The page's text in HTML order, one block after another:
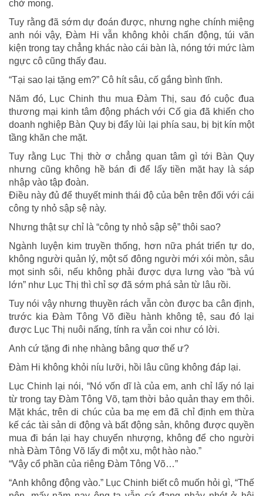
chờ mong.
Tuy rằng đã sớm dự đoán được, nhưng nghe chính miệng
anh nói vậy, Đàm Hi vẫn không khỏi chấn động, túi văn
kiện trong tay chẳng khác nào cái bàn là, nóng tới mức làm
ngực cô cũng thấy đau.
“Tại sao lại tặng em?” Cô hít sâu, cố gắng bình tĩnh.
Năm đó, Lục Chinh thu mua Đàm Thị, sau đó cuộc đua
thương mại kinh tâm động phách với Cố gia đã khiến cho
doanh nghiệp Bàn Quy bị đẩy lùi lại phía sau, bị bịt kín một
tầng khăn che mặt.
Tuy rằng Lục Thị thờ ơ chẳng quan tâm gì tới Bàn Quy
nhưng cũng không hề bán đi để lấy tiền mặt hay là sáp
nhập vào tập đoàn.
Điều này đủ để thuyết minh thái độ của bên trên đối với cái
công ty nhỏ sập sệ này.
Nhưng thật sự chỉ là “công ty nhỏ sập sệ” thôi sao?
Ngành luyện kim truyền thống, hơn nữa phát triển tự do,
không người quản lý, một số đông người mới xói mòn, sâu
mọt sinh sôi, nếu không phải được dựa lưng vào “bà vú
lớn” như Lục Thị thì chỉ sợ đã sớm phá sản từ lâu rồi.
Tuy nói vậy nhưng thuyền rách vẫn còn được ba cân định,
trước kia Đàm Tông Võ điều hành không tệ, sau đó lại
được Lục Thị nuôi nấng, tính ra vẫn coi như có lời.
Anh cứ tặng đi nhẹ nhàng bâng quơ thế ư?
Đàm Hi không khỏi níu lưỡi, hồi lâu cũng không đáp lại.
Lục Chinh lại nói, “Nó vốn dĩ là của em, anh chỉ lấy nó lại
từ trong tay Đàm Tông Võ, tạm thời bảo quản thay em thôi.
Mặt khác, trên di chúc của ba mẹ em đã chỉ định em thừa
kế các tài sản di động và bất động sản, không được quyền
mua đi bán lại hay chuyển nhượng, không để cho người
nhà Đàm Tông Võ lấy đi một xu, một hào nào.”
“Vậy cổ phần của riêng Đàm Tông Võ…”
“Anh không động vào.” Lục Chinh biết cô muốn hỏi gì, “Thế